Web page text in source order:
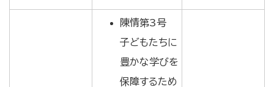
陳情第3号
子どもたちに
豊かな学びを
保障するため